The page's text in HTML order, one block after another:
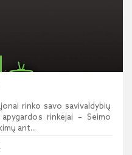
rinko savo savivaldybių
rinkėjai – Seimo
ant...